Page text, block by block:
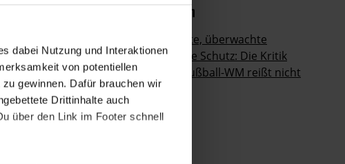
dabei Nutzung und Interaktionen
von potentiellen
gewinnen. Dafür brauchen wir
Drittinhalte auch
über den Link im Footer schnell
Weltmeister im Wegducken
Miserable Arbeitsschutzrechte, überwachte
Frauen und queere Fans ohne Schutz: Die Kritik
an Katar als Gastgeber der Fußball-WM reißt nicht
ab.